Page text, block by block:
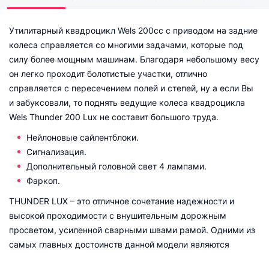
Утилитарный квадроцикл Wels 200cc с приводом на задние
колеса справляется со многими задачами, которые под
силу более мощным машинам. Благодаря небольшому весу
он легко проходит болотистые участки, отлично
справляется с пересечением полей и степей, ну а если Вы
и забуксовали, то поднять ведущие колеса квадроцикла
Wels Thunder 200 Lux не составит большого труда.
Нейлоновые сайлентблоки.
Сигнализация.
Дополнительный головной свет 4 лампами.
Фаркоп.
THUNDER LUX – это отличное сочетание надежности и
высокой проходимости с внушительным дорожным
просветом, усиленной сварными швами рамой. Одними из
самых главных достоинств данной модели являются